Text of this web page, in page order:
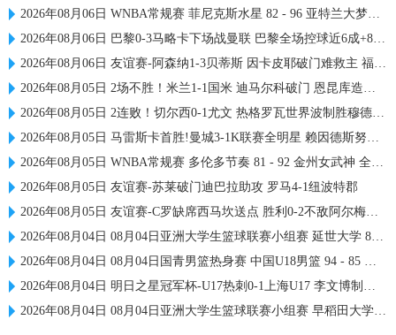
2026年08月06日 WNBA常规赛 菲尼克斯水星 82 - 96 亚特兰大梦想 全场集锦
2026年08月06日 巴黎0-3马略卡下场战曼联 巴黎全场控球近6成+8射3正未果
2026年08月06日 友谊赛-阿森纳1-3贝蒂斯 因卡皮耶破门难救主 福纳尔斯1射2传
2026年08月05日 2场不胜！米兰1-1国米 迪马尔科破门 恩昆库造点+点射拉莫斯登场
2026年08月05日 2连败！切尔西0-1尤文 热格罗瓦世界波制胜穆德里克时隔614天复出
2026年08月05日 马雷斯卡首胜!曼城3-1K联赛全明星 赖因德斯努里破门塞梅尼奥助攻
2026年08月05日 WNBA常规赛 多伦多节奏 81 - 92 金州女武神 全场集锦
2026年08月05日 友谊赛-苏莱破门迪巴拉助攻 罗马4-1纽波特郡
2026年08月05日 友谊赛-C罗缺席西马坎送点 胜利0-2不敌阿尔梅里亚
2026年08月04日 08月04日亚洲大学生篮球联赛小组赛 延世大学 82 - 83 北京大学 集锦
2026年08月04日 08月04日国青男篮热身赛 中国U18男篮 94 - 85 加拿大大卫·安篮球学院 集锦
2026年08月04日 明日之星冠军杯-U17热刺0-1上海U17 李文博制胜球
2026年08月04日 08月04日亚洲大学生篮球联赛小组赛 早稻田大学 71 - 86 清华大学 集锦